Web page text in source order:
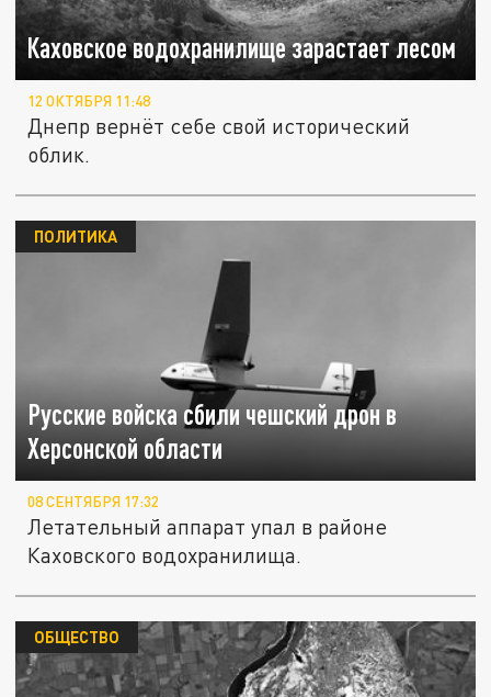
Каховское водохранилище зарастает лесом
12 ОКТЯБРЯ 11:48
Днепр вернёт себе свой исторический
облик.
Русские войска сбили чешский дрон в
Херсонской области
ПОЛИТИКА
08 СЕНТЯБРЯ 17:32
Летательный аппарат упал в районе
Каховского водохранилища.
ОБЩЕСТВО